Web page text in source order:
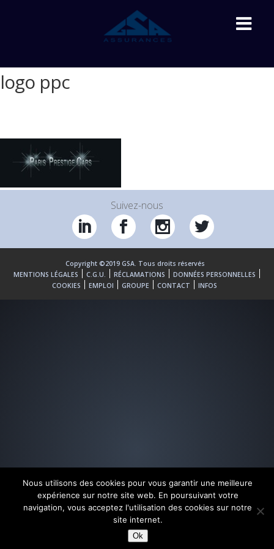
logo ppc
Suivez-nous
Copyright ©2019 GSA. Tous droits réservés
MENTIONS LÉGALES
C.G.U. RÉCLAMATIONS
DONNÉES PERSONNELLES
COOKIES
EMPLOI GROUPE CONTACT INFOS
Nous utilisons des cookies pour vous garantir une meilleure
expérience sur notre site web. En poursuivant votre
navigation, vous acceptez l'utilisation des cookies sur notre
site internet.
Ok